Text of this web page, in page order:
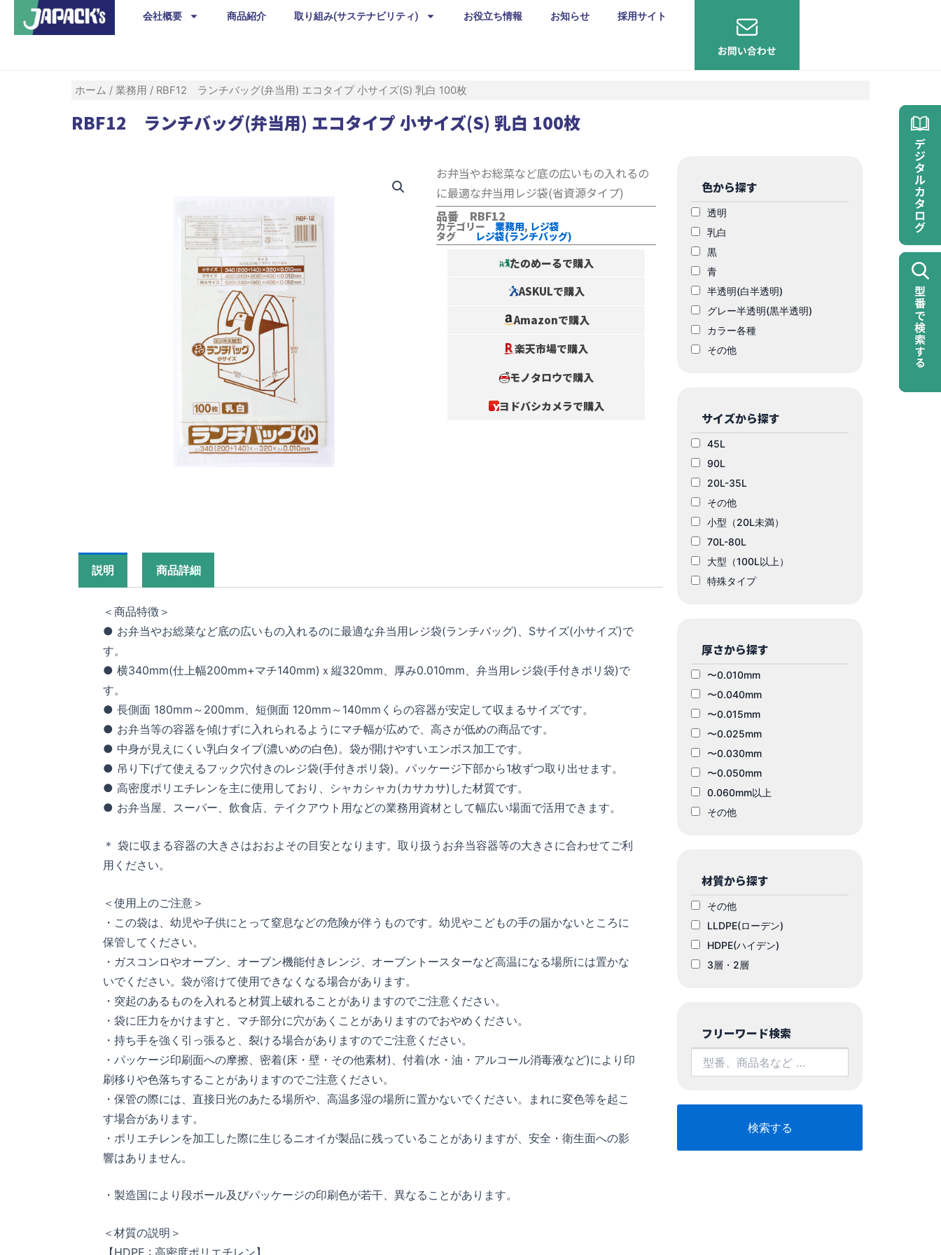
会社概要 商品紹介 取り組み(サステナビリティ) お役立ち情報 お知らせ 採用サイト
ホーム / 業務用 / RBF12 ランチバッグ(弁当用) エコタイプ 小サイズ(S) 乳白 100枚
RBF12 ランチバッグ(弁当用) エコタイプ 小サイズ(S) 乳白 100枚
お弁当やお総菜など底の広いもの入れるの
に最適な弁当用レジ袋(省資源タイプ)
品番 RBF12
カテゴリー 業務用, レジ袋
タグ レジ袋(ランチバッグ)
たのめーるで購入
ASKULで購入
Amazonで購入
楽天市場で購入
モノタロウで購入
ヨドバシカメラで購入
説明 商品詳細
＜商品特徴＞
● お弁当やお総菜など底の広いもの入れるのに最適な弁当用レジ袋(ランチバッグ)、Sサイズ(小サイズ)で
す。
● 横340mm(仕上幅200mm+マチ140mm)ｘ縦320mm、厚み0.010mm、弁当用レジ袋(手付きポリ袋)で
す。
● 長側面 180mm～200mm、短側面 120mm～140mmくらの容器が安定して収まるサイズです。
● お弁当等の容器を傾けずに入れられるようにマチ幅が広めで、高さが低めの商品です。
● 中身が見えにくい乳白タイプ(濃いめの白色)。袋が開けやすいエンボス加工です。
● 吊り下げて使えるフック穴付きのレジ袋(手付きポリ袋)。パッケージ下部から1枚ずつ取り出せます。
● 高密度ポリエチレンを主に使用しており、シャカシャカ(カサカサ)した材質です。
● お弁当屋、スーパー、飲食店、テイクアウト用などの業務用資材として幅広い場面で活用できます。
＊ 袋に収まる容器の大きさはおおよその目安となります。取り扱うお弁当容器等の大きさに合わせてご利
用ください。
＜使用上のご注意＞
・この袋は、幼児や子供にとって窒息などの危険が伴うものです。幼児やこどもの手の届かないところに
保管してください。
・ガスコンロやオーブン、オーブン機能付きレンジ、オーブントースターなど高温になる場所には置かな
いでください。袋が溶けて使用できなくなる場合があります。
・突起のあるものを入れると材質上破れることがありますのでご注意ください。
・袋に圧力をかけますと、マチ部分に穴があくことがありますのでおやめください。
・持ち手を強く引っ張ると、裂ける場合がありますのでご注意ください。
・パッケージ印刷面への摩擦、密着(床・壁・その他素材)、付着(水・油・アルコール消毒液など)により印
刷移りや色落ちすることがありますのでご注意ください。
・保管の際には、直接日光のあたる場所や、高温多湿の場所に置かないでください。まれに変色等を起こ
す場合があります。
・ポリエチレンを加工した際に生じるニオイが製品に残っていることがありますが、安全・衛生面への影
響はありません。
・製造国により段ボール及びパッケージの印刷色が若干、異なることがあります。
＜材質の説明＞
【HDPE : 高密度ポリエチレン】
色から探す
透明
乳白
黒
青
半透明(白半透明)
グレー半透明(黒半透明)
カラー各種
その他
サイズから探す
45L
90L
20L-35L
その他
小型（20L未満）
70L-80L
大型（100L以上）
特殊タイプ
厚さから探す
〜0.010mm
〜0.040mm
〜0.015mm
〜0.025mm
〜0.030mm
〜0.050mm
0.060mm以上
その他
材質から探す
その他
LLDPE(ローデン)
HDPE(ハイデン)
3層・2層
フリーワード検索